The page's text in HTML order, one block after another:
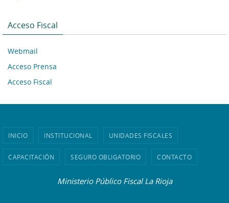
Acceso Fiscal
Webmail
Acceso Prensa
Acceso Fiscal
INICIO INSTITUCIONAL UNIDADES FISCALES
CAPACITACIÓN SEGURO OBLIGATORIO CONTACTO
Ministerio Público Fiscal La Rioja